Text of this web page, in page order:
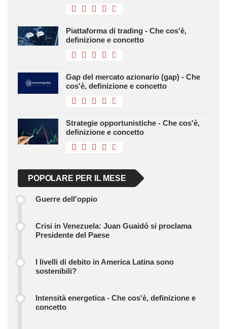
Piattaforma di trading - Che cos'è,
definizione e concetto
Gap del mercato azionario (gap) - Che
cos'è, definizione e concetto
Strategie opportunistiche - Che cos'è,
definizione e concetto
POPOLARE PER IL MESE
Guerre dell'oppio
Crisi in Venezuela: Juan Guaidó si proclama
Presidente del Paese
I livelli di debito in America Latina sono
sostenibili?
Intensità energetica - Che cos'è, definizione e
concetto